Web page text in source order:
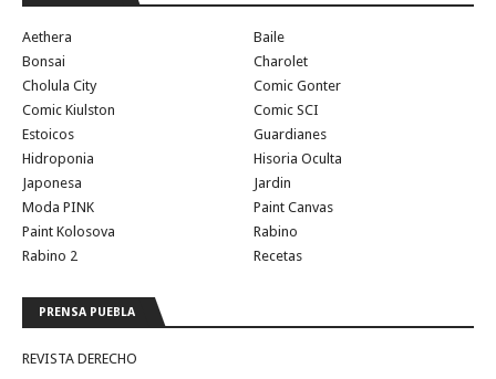
Aethera
Baile
Bonsai
Charolet
Cholula City
Comic Gonter
Comic Kiulston
Comic SCI
Estoicos
Guardianes
Hidroponia
Hisoria Oculta
Japonesa
Jardin
Moda PINK
Paint Canvas
Paint Kolosova
Rabino
Rabino 2
Recetas
PRENSA PUEBLA
REVISTA DERECHO